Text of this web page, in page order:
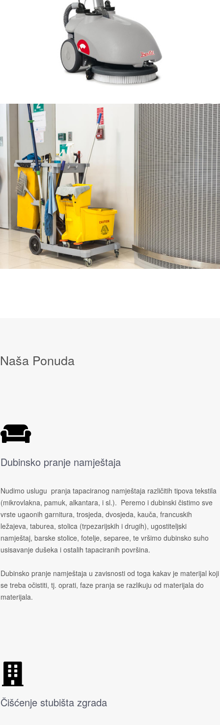
Naša Ponuda
Dubinsko pranje namještaja
Nudimo uslugu pranja tapaciranog namještaja različitih tipova tekstila
(mikrovlakna, pamuk, alkantara, i sl.). Peremo i dubinski čistimo sve
vrste ugaonih garnitura, trosjeda, dvosjeda, kauča, francuskih
ležajeva, taburea, stolica (trpezarijskih i drugih), ugostiteljski
namještaj, barske stolice, fotelje, separee, te vršimo dubinsko suho
usisavanje dušeka i ostalih tapaciranih površina.
Dubinsko pranje namještaja u zavisnosti od toga kakav je materijal koji
se treba očistiti, tj. oprati, faze pranja se razlikuju od materijala do
materijala.
Čišćenje stubišta zgrada